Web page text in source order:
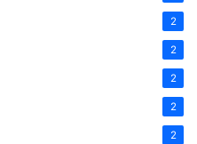
2
2
2
2
2